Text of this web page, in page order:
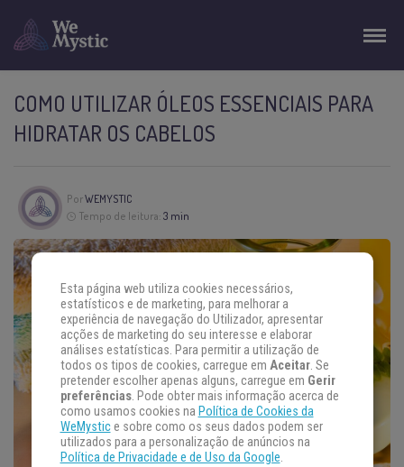
COMO UTILIZAR ÓLEOS ESSENCIAIS PARA
HIDRATAR OS CABELOS
PorWEMYSTIC
Tempo de leitura: 3 min
Esta página web utiliza cookies necessários,
estatísticos e de marketing, para melhorar a
experiência de navegação do Utilizador, apresentar
acções de marketing do seu interesse e elaborar
análises estatísticas. Para permitir a utilização de
todos os tipos de cookies, carregue em Aceitar. Se
pretender escolher apenas alguns, carregue em Gerir
preferências. Pode obter mais informação acerca de
como usamos cookies na Política de Cookies da
WeMystice sobre como os seus dados podem ser
utilizados para a personalização de anúncios na
Política de Privacidade e de Uso da Google.